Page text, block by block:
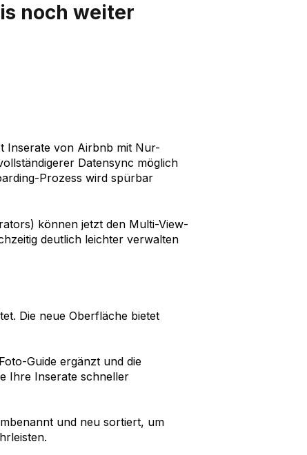
noch weiter
Inserate von Airbnb mit Nur-
Datensync möglich
Prozess wird spürbar
können jetzt den Multi-View-
deutlich leichter verwalten
Die neue Oberfläche bietet
Guide ergänzt und die
Ihre Inserate schneller
und neu sortiert, um